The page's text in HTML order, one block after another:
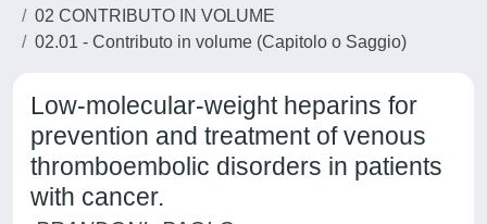
02 CONTRIBUTO IN VOLUME
02.01 - Contributo in volume (Capitolo o Saggio)
Low-molecular-weight heparins for
prevention and treatment of venous
thromboembolic disorders in patients
with cancer.